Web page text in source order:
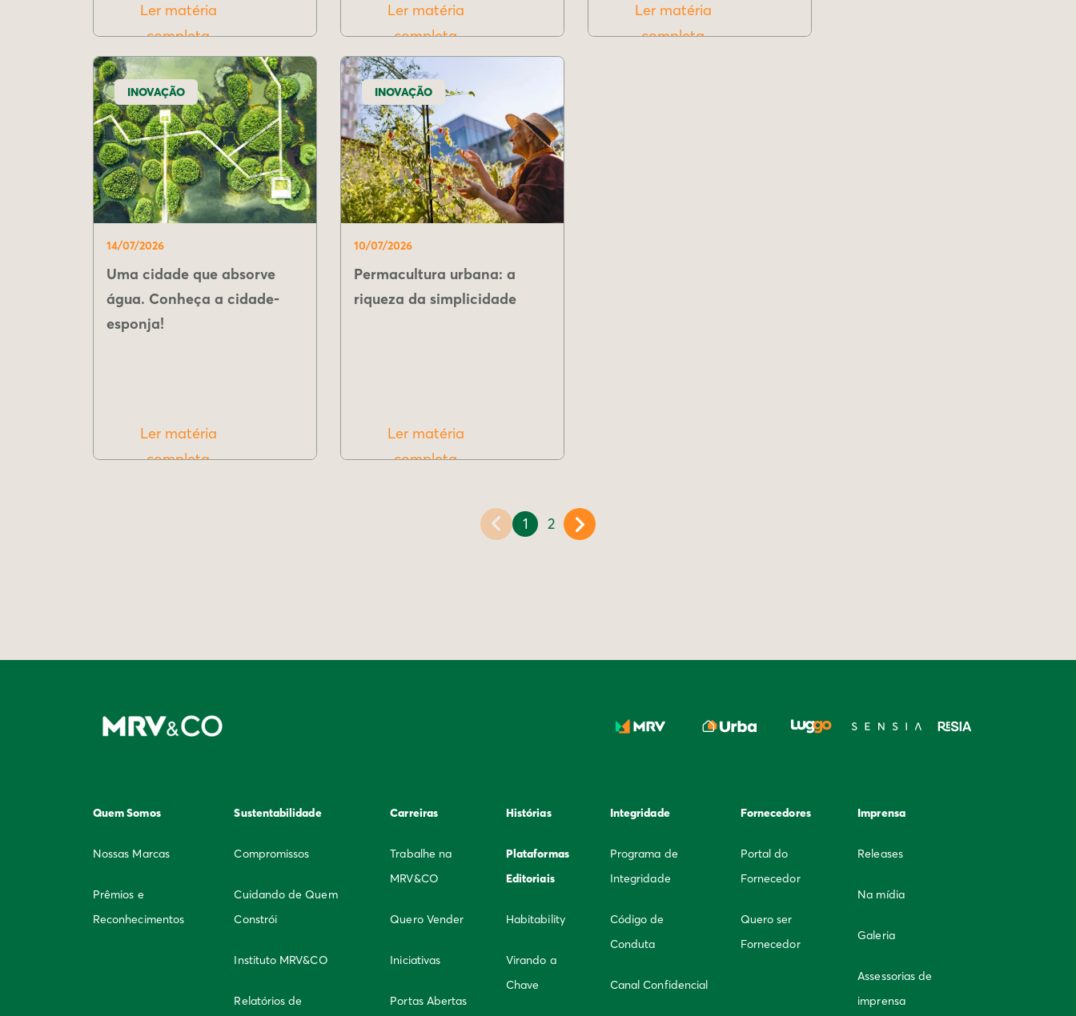
Ler matéria
completa
Ler matéria
completa
Ler matéria
completa
INOVAÇÃO
14/07/2026
Uma cidade que absorve
água. Conheça a cidade-
esponja!
Ler matéria
completa
INOVAÇÃO
10/07/2026
Permacultura urbana: a
riqueza da simplicidade
Ler matéria
completa
1 2
Quem Somos
Nossas Marcas
Prêmios e
Reconhecimentos
Sustentabilidade
Compromissos
Cuidando de Quem
Constrói
Instituto MRV&CO
Relatórios de
Carreiras
Trabalhe na
MRV&CO
Quero Vender
Iniciativas
Portas Abertas
Histórias
Plataformas
Editoriais
Habitability
Virando a
Chave
Integridade
Programa de
Integridade
Código de
Conduta
Canal Confidencial
Fornecedores
Portal do
Fornecedor
Quero ser
Fornecedor
Imprensa
Releases
Na mídia
Galeria
Assessorias de
imprensa